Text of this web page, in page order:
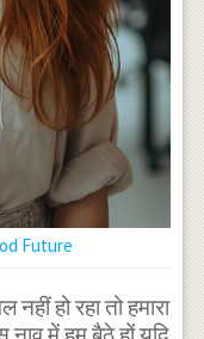
Future
हो रहा तो हमारा